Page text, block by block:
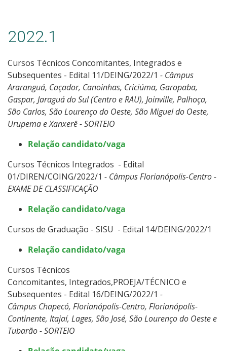
2022.1
Cursos Técnicos Concomitantes, Integrados e
Subsequentes - Edital 11/DEING/2022/1 - Câmpus
Araranguá, Caçador, Canoinhas, Criciúma, Garopaba,
Gaspar, Jaraguá do Sul (Centro e RAU), Joinville, Palhoça,
São Carlos, São Lourenço do Oeste, São Miguel do Oeste,
Urupema e Xanxerê - SORTEIO
Relação candidato/vaga
Cursos Técnicos Integrados - Edital
01/DIREN/COING/2022/1 - Câmpus Florianópolis-Centro -
EXAME DE CLASSIFICAÇÃO
Relação candidato/vaga
Cursos de Graduação - SISU - Edital 14/DEING/2022/1
Relação candidato/vaga
Cursos Técnicos
Concomitantes, Integrados,PROEJA/TÉCNICO e
Subsequentes - Edital 16/DEING/2022/1 -
Câmpus Chapecó, Florianópolis-Centro, Florianópolis-
Continente, Itajaí, Lages, São José, São Lourenço do Oeste e
Tubarão - SORTEIO